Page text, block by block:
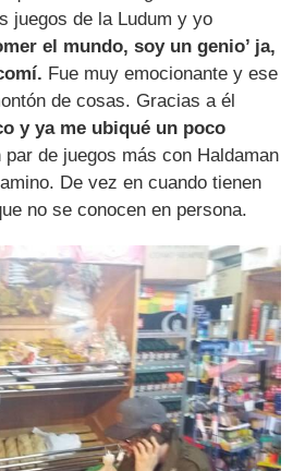
juegos de la Ludum y yo
el mundo, soy un genio’ ja,
Fue muy emocionante y ese
de cosas. Gracias a él
y ya me ubiqué un poco
de juegos más con Haldaman
De vez en cuando tienen
no se conocen en persona.